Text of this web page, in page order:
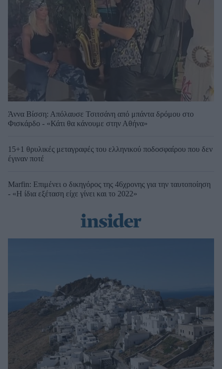
Άννα Βίσση: Απόλαυσε Τσιτσάνη από μπάντα δρόμου στο
Φισκάρδο - «Κάτι θα κάνουμε στην Αθήνα»
15+1 θρυλικές μεταγραφές του ελληνικού ποδοσφαίρου που δεν
έγιναν ποτέ
Marfin: Επιμένει ο δικηγόρος της 46χρονης για την ταυτοποίηση
- «Η ίδια εξέταση είχε γίνει και το 2022»